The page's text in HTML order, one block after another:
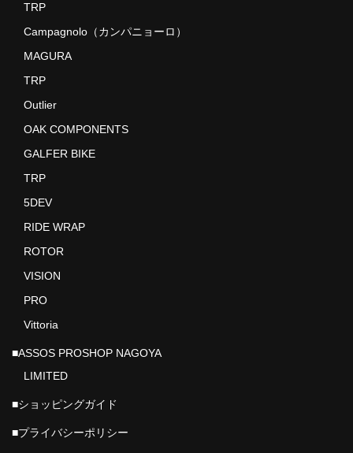
店舗ホームページ
TRP
Campagnolo（カンパニョーロ）
MAGURA
TRP
Outlier
OAK COMPONENTS
GALFER BIKE
TRP
5DEV
RIDE WRAP
ROTOR
VISION
PRO
Vittoria
■ASSOS PROSHOP NAGOYA
LIMITED
■ショッピングガイド
■プライバシーポリシー